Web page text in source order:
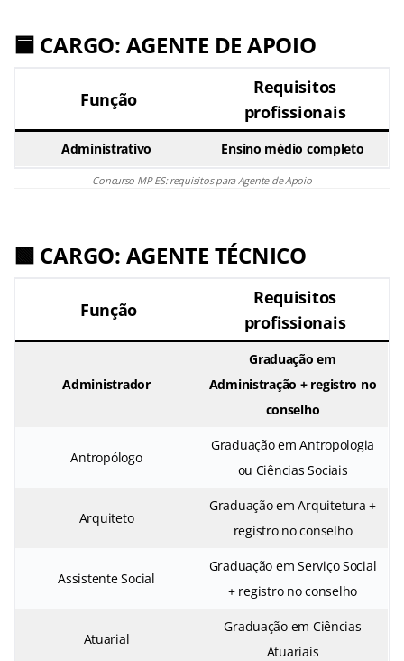
🟦 CARGO: AGENTE DE APOIO
Função
Requisitos
profissionais
Administrativo Ensino médio completo
Concurso MP ES: requisitos para Agente de Apoio
🟩 CARGO: AGENTE TÉCNICO
Função
Requisitos
profissionais
Administrador
Graduação em
Administração + registro no
conselho
Antropólogo
Graduação em Antropologia
ou Ciências Sociais
Arquiteto
Graduação em Arquitetura +
registro no conselho
Assistente Social
Graduação em Serviço Social
+ registro no conselho
Atuarial
Graduação em Ciências
Atuariais